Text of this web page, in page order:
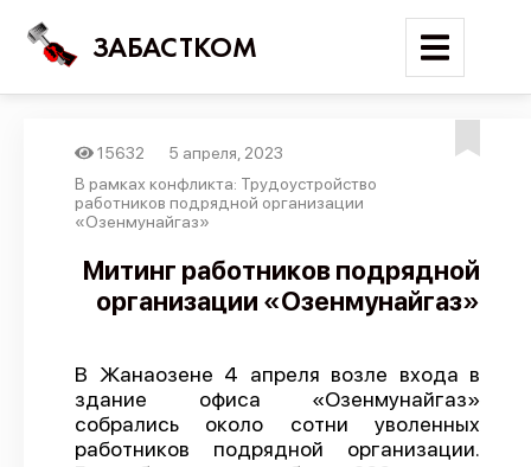
ЗАБАСТКОМ
Войти
Новости
Карта событий
Трудовые конфликты
Отчеты
Предложить публикацию
15632
5 апреля, 2023
В рамках конфликта: Трудоустройство
работников подрядной организации
«Озенмунайгаз»
Митинг работников подрядной
организации «Озенмунайгаз»
В Жанаозене 4 апреля возле входа в
здание офиса «Озенмунайгаз»
собрались около сотни уволенных
работников подрядной организации.